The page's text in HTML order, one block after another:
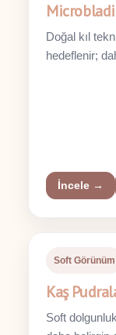
Doğal kıl
hedeflenir;
İncele →
Soft Görünüm
Kaş
Soft